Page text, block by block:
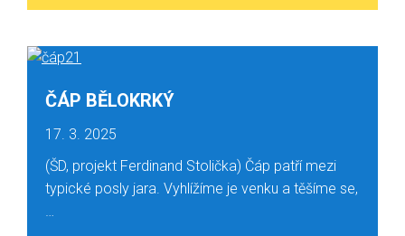
ČÁP BĚLOKRKÝ
17. 3. 2025
(ŠD, projekt Ferdinand Stolička) Čáp patří mezi
typické posly jara. Vyhlížíme je venku a těšíme se,
…